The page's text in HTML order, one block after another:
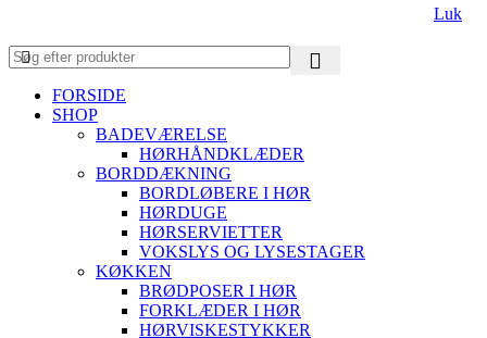
Luk
FORSIDE
SHOP
BADEVÆRELSE
HØRHÅNDKLÆDER
BORDDÆKNING
BORDLØBERE I HØR
HØRDUGE
HØRSERVIETTER
VOKSLYS OG LYSESTAGER
KØKKEN
BRØDPOSER I HØR
FORKLÆDER I HØR
HØRVISKESTYKKER